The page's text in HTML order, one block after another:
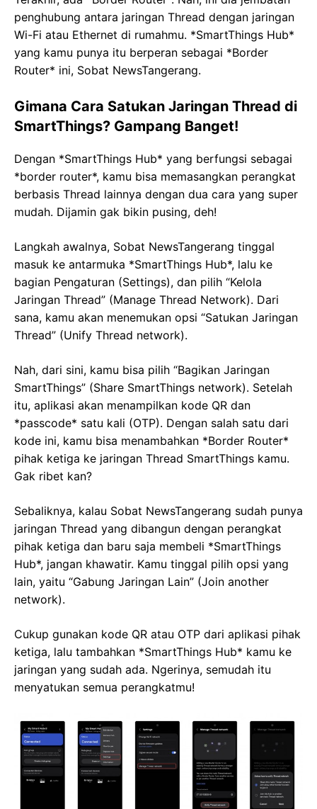
penghubung antara jaringan Thread dengan jaringan
Wi-Fi atau Ethernet di rumahmu. *SmartThings Hub*
yang kamu punya itu berperan sebagai *Border
Router* ini, Sobat NewsTangerang.
Gimana Cara Satukan Jaringan Thread di
SmartThings? Gampang Banget!
Dengan *SmartThings Hub* yang berfungsi sebagai
*border router*, kamu bisa memasangkan perangkat
berbasis Thread lainnya dengan dua cara yang super
mudah. Dijamin gak bikin pusing, deh!
Langkah awalnya, Sobat NewsTangerang tinggal
masuk ke antarmuka *SmartThings Hub*, lalu ke
bagian Pengaturan (Settings), dan pilih “Kelola
Jaringan Thread” (Manage Thread Network). Dari
sana, kamu akan menemukan opsi “Satukan Jaringan
Thread” (Unify Thread network).
Nah, dari sini, kamu bisa pilih “Bagikan Jaringan
SmartThings” (Share SmartThings network). Setelah
itu, aplikasi akan menampilkan kode QR dan
*passcode* satu kali (OTP). Dengan salah satu dari
kode ini, kamu bisa menambahkan *Border Router*
pihak ketiga ke jaringan Thread SmartThings kamu.
Gak ribet kan?
Sebaliknya, kalau Sobat NewsTangerang sudah punya
jaringan Thread yang dibangun dengan perangkat
pihak ketiga dan baru saja membeli *SmartThings
Hub*, jangan khawatir. Kamu tinggal pilih opsi yang
lain, yaitu “Gabung Jaringan Lain” (Join another
network).
Cukup gunakan kode QR atau OTP dari aplikasi pihak
ketiga, lalu tambahkan *SmartThings Hub* kamu ke
jaringan yang sudah ada. Ngerinya, semudah itu
menyatukan semua perangkatmu!